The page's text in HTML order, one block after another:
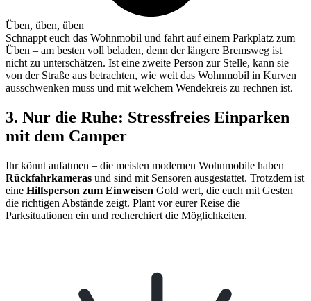
Üben, üben, üben
Schnappt euch das Wohnmobil und fahrt auf einem Parkplatz zum
Üben – am besten voll beladen, denn der längere Bremsweg ist
nicht zu unterschätzen. Ist eine zweite Person zur Stelle, kann sie
von der Straße aus betrachten, wie weit das Wohnmobil in Kurven
ausschwenken muss und mit welchem Wendekreis zu rechnen ist.
3. Nur die Ruhe: Stressfreies Einparken
mit dem Camper
Ihr könnt aufatmen – die meisten modernen Wohnmobile haben
Rückfahrkameras und sind mit Sensoren ausgestattet. Trotzdem ist
eine Hilfsperson zum Einweisen Gold wert, die euch mit Gesten
die richtigen Abstände zeigt. Plant vor eurer Reise die
Parksituationen ein und recherchiert die Möglichkeiten.